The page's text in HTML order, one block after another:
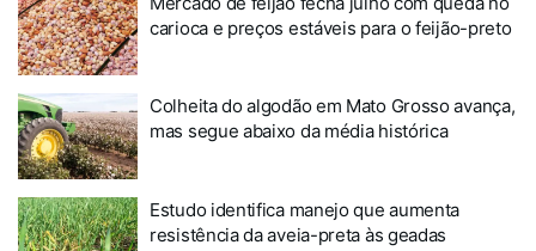
carioca e preços estáveis para o feijão-preto
Colheita do algodão em Mato Grosso avança,
mas segue abaixo da média histórica
Estudo identifica manejo que aumenta
resistência da aveia-preta às geadas